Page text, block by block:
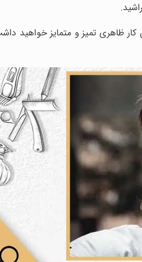
کار ظاهری تمیز و متمایز خواهید